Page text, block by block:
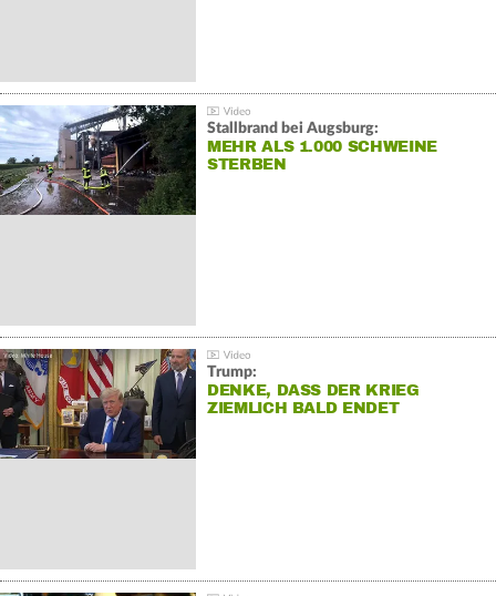
Stallbrand bei Augsburg:
MEHR ALS 1.000 SCHWEINE
STERBEN
Trump:
DENKE, DASS DER KRIEG
ZIEMLICH BALD ENDET